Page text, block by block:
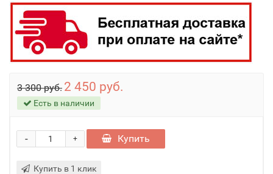
3 300 руб. 2 450 руб.
Есть в наличии
+
- Купить
Купить в 1 клик